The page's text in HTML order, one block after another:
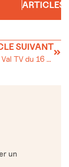
ARTICLES
SUIVANT
Programme Val TV du 16 au 22 avril 2026
un